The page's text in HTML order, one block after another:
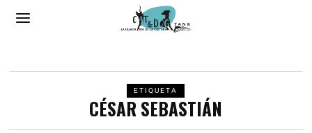
ETIQUETA
CÉSAR SEBASTIÁN